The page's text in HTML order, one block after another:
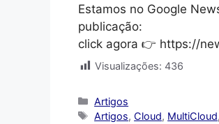
Estamos no Google
publicação:
click agora 👉 https://
Visualizações: 436
Categorias
Artigos
Tags
Artigos, Cloud, MultiCloud,